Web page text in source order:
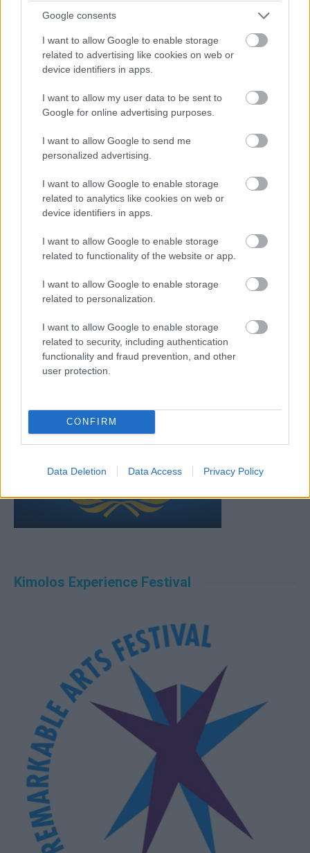
Google consents
I want to allow Google to enable storage
related to advertising like cookies on web or
device identifiers in apps.
I want to allow my user data to be sent to
Google for online advertising purposes.
I want to allow Google to send me
personalized advertising.
I want to allow Google to enable storage
related to analytics like cookies on web or
device identifiers in apps.
I want to allow Google to enable storage
related to functionality of the website or app.
I want to allow Google to enable storage
related to personalization.
I want to allow Google to enable storage
related to security, including authentication
functionality and fraud prevention, and other
user protection.
CONFIRM
Data Deletion Data Access Privacy Policy
Kimolos Experience Festival